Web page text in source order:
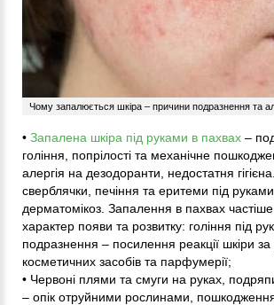
Чому запалюється шкіра – причини подразнення та
• Запалена шкіра під руками в пахвах –
гоління, попрілості та механічне
алергія на дезодоранти, недостатня
сверблячки, печіння та еритеми під
дерматомікоз. Запалення в пахвах
характер появи та розвитку: гоління під
подразнення – посилення реакції шкіри за
косметичних засобів та парфумерії;
• Червоні плями та смуги на руках,
– опік отруйними рослинами,